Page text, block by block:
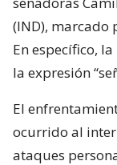
(IND), marcado
En específico,
la expresión
El
ocurrido al
ataques